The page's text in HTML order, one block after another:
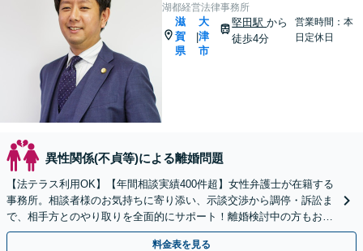
湖都経営法律事務所
滋
賀
県
|
大
津
市
堅田駅から
徒歩4分
営業時間：本
日定休日
異性関係(不貞等)による離婚問題
【法テラス利用OK】【年間相談実績400件超】女性弁護士が在籍する
事務所。相談者様のお気持ちに寄り添い、示談交渉から調停・訴訟ま
で、相手方とのやり取りを全面的にサポート！離婚検討中の方もお気
軽にご相談ください【堅田駅4分】【無料駐車場あり】
料金表を見る